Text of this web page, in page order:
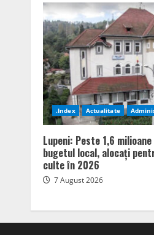
.Index Actualitate
Lupeni: Peste 1,6
bugetul local, alocați
culte în 2026
7 August 2026